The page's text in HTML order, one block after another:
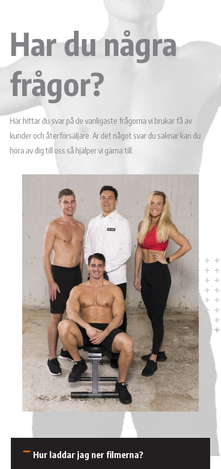
Har du några
frågor?
Här hittar du svar på de vanligaste frågorna vi brukar få av
kunder och återförsäljare. Är det något svar du saknar kan du
höra av dig till oss så hjälper vi gärna till.
Hur laddar jag ner filmerna?